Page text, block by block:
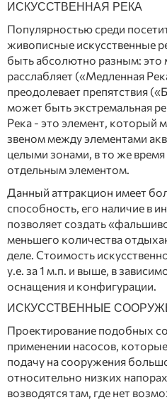
ИСКУССТВЕННАЯ РЕКА
Популярностью среди
живописные искусственные
быть абсолютно разным: это
расслабляет («Медленная
преодолевает препятствия
может быть экстремальная
Река - это элемент,
звеном между элементами
целыми зонами, в то же
отдельным элементом.
Данный аттракцион имеет
способность, его наличие в
позволяет создать
меньшего количества
деле. Стоимость
у.е. за 1 м.п. и выше, в
оснащения и конфигурации.
ИСКУССТВЕННЫЕ
Проектирование подобных
применении насосов,
подачу на сооружения
относительно низких
возводятся там, где нет